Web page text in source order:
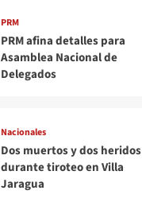
PRM
PRM afina detalles para
Asamblea Nacional de
Delegados
Nacionales
Dos muertos y dos heridos
durante tiroteo en Villa
Jaragua